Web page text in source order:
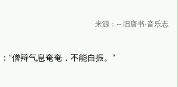
来源：-- 旧唐书·音乐志
：“僧辩气息奄奄，不能自振。”